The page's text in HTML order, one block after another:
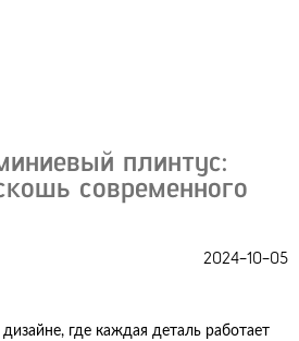
плинтус:
современного
2024-10-05
где каждая деталь работает